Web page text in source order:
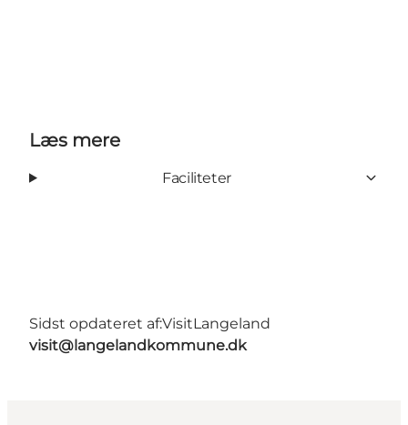
Læs mere
Faciliteter
Sidst opdateret af:VisitLangeland
visit@langelandkommune.dk